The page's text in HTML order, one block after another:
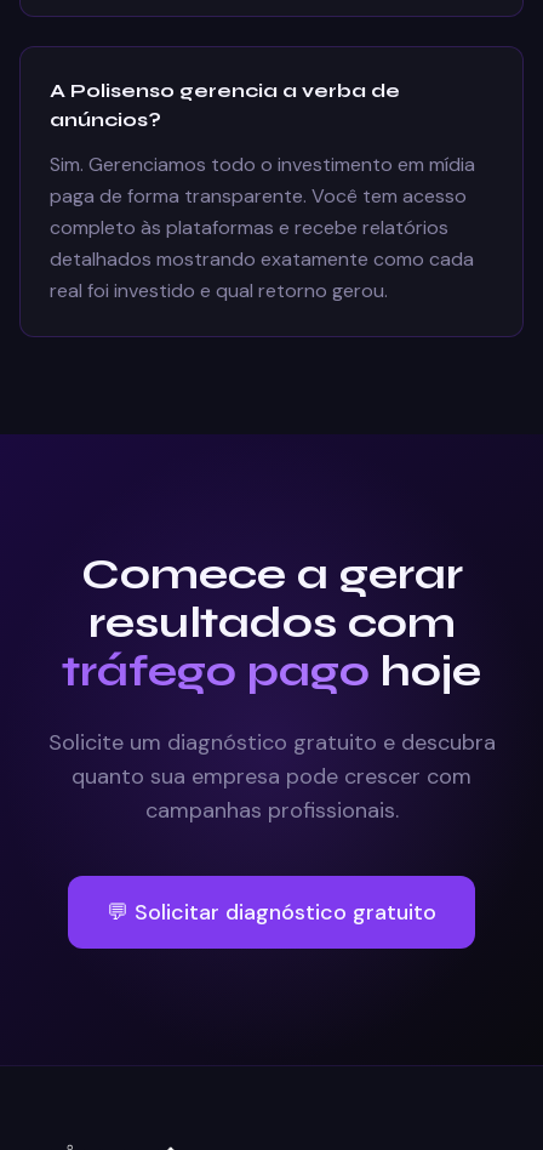
A Polisenso gerencia a verba de
anúncios?
Sim. Gerenciamos todo o investimento em mídia
paga de forma transparente. Você tem acesso
completo às plataformas e recebe relatórios
detalhados mostrando exatamente como cada
real foi investido e qual retorno gerou.
Comece a gerar
resultados com
tráfego pago hoje
Solicite um diagnóstico gratuito e descubra
quanto sua empresa pode crescer com
campanhas profissionais.
💬 Solicitar diagnóstico gratuito